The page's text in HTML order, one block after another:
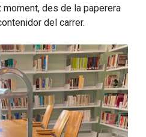
des de la paperera
del carrer.